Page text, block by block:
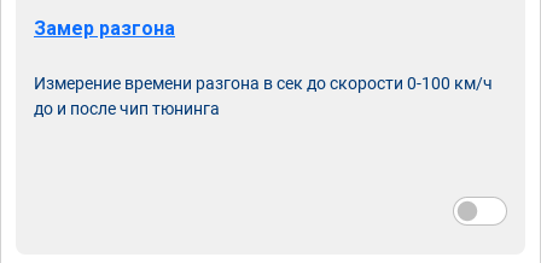
Замер разгона
Измерение времени разгона в сек до скорости 0-100 км/ч
до и после чип тюнинга